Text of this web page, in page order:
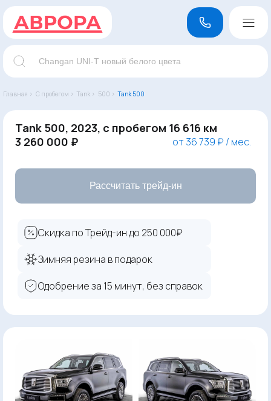
Главная › С пробегом › Tank › 500 › Tank 500
Tank 500, 2023, с пробегом 16 616 км
3 260 000 ₽
от 36 739 ₽ / мес.
Рассчитать трейд-ин
Скидка по Трейд-ин до 250 000₽
Зимняя резина в подарок
Одобрение за 15 минут, без справок